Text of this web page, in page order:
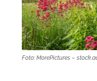
Foto: MorePictures –